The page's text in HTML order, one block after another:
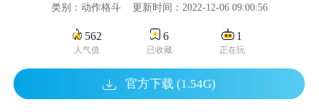
类别：动作格斗 更新时间：2022-12-06 09:00:56
562
人气值
6
已收藏
1
正在玩
官方下载 (1.54G)